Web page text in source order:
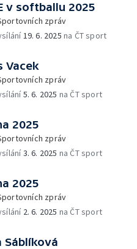
v softballu 2025
zpráv
19. 6. 2025 na ČT sport
Vacek
zpráv
5. 6. 2025 na ČT sport
2025
zpráv
3. 6. 2025 na ČT sport
2025
zpráv
2. 6. 2025 na ČT sport
Sáblíková